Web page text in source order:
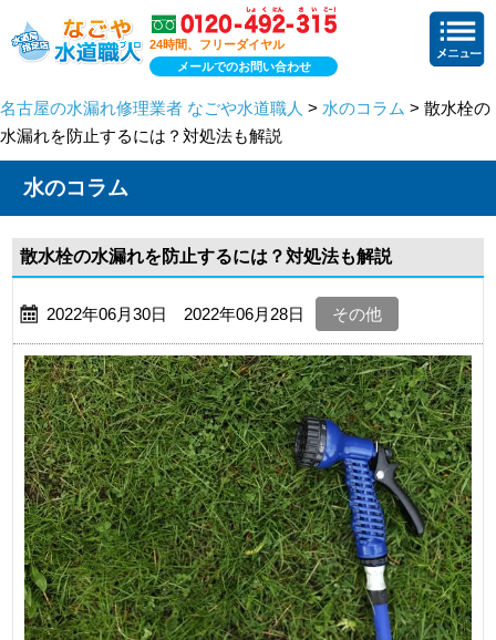
24時間、フリーダイヤル
メールでのお問い合わせ
名古屋の水漏れ修理業者 なごや水道職人 > 水のコラム > 散水栓の
水漏れを防止するには？対処法も解説
水のコラム
散水栓の水漏れを防止するには？対処法も解説
2022年06月30日 2022年06月28日 その他